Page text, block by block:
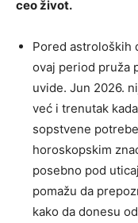
ceo život.
Pored astroloških
ovaj period pruža
uvide. Jun 2026.
već i trenutak
sopstvene
horoskopskim
posebno pod
pomažu da
kako da donesu